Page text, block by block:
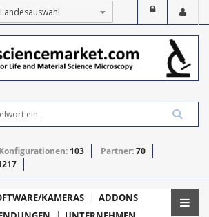
Konfigurationen: 103 Partner:70
KAMERAS
ADDONS